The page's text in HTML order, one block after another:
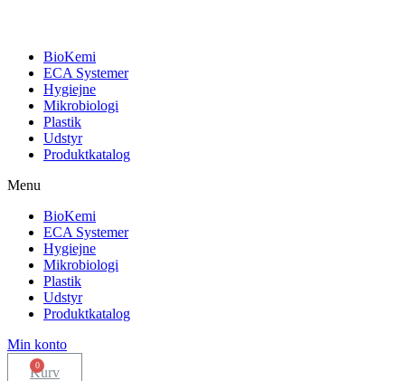
BioKemi
ECA Systemer
Hygiejne
Mikrobiologi
Plastik
Udstyr
Produktkatalog
Menu
BioKemi
ECA Systemer
Hygiejne
Mikrobiologi
Plastik
Udstyr
Produktkatalog
Min konto
Kurv